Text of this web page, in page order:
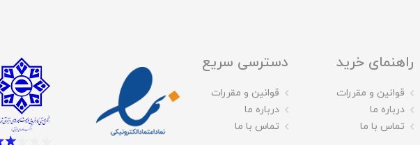
راهنمای خرید
قوانین و مقررات
درباره ما
تماس با ما
دسترسی سریع
قوانین و مقررات
درباره ما
تماس با ما